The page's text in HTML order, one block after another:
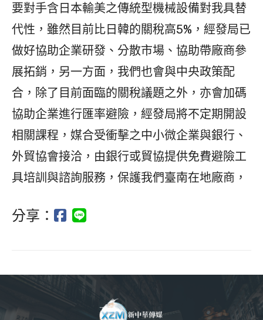
要對手含日本輸美之傳統型機械設備對我具替
代性，雖然目前比日韓的關稅高5%，經發局已
做好協助企業研發、分散市場、協助帶廠商參
展拓銷，另一方面，我們也會與中央政策配
合，除了目前面臨的關稅議題之外，亦會加碼
協助企業進行匯率避險，經發局將不定期開設
相關課程，媒合受衝擊之中小微企業與銀行、
外貿協會接洽，由銀行或貿協提供免費避險工
具培訓與諮詢服務，保護我們臺南在地廠商，
分享：